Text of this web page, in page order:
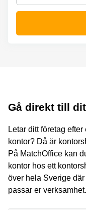
Virtuellt
Sollentuna
Coworking
Östermalm
Malmö
lokaler
Hägersten
Gå direkt till
Letar ditt företag
kontor? Då är
På MatchOffice kan
kontor hos ett
över hela Sverige
passar er verksamhet.